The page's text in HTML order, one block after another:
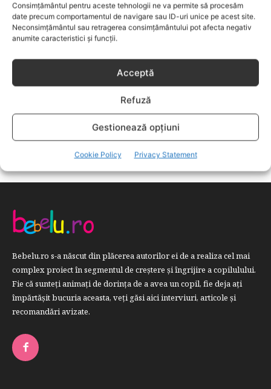
Consimțământul pentru aceste tehnologii ne va permite să procesăm
date precum comportamentul de navigare sau ID-uri unice pe acest site.
Neconsimțământul sau retragerea consimțământului pot afecta negativ
anumite caracteristici și funcții.
Acceptă
Refuză
Gestionează opțiuni
Cookie Policy Privacy Statement
COPII
634
FAMILIA
582
DEZVOLTAREA COPILULUI
COMPORTAMENT
294
Bebelu.ro s-a născut din plăcerea autorilor ei de a realiza cel mai
complex proiect în segmentul de creştere şi îngrijire a copilulului.
Fie că sunteţi animaţi de dorinţa de a avea un copil, fie deja aţi
împărtăşit bucuria aceasta, veți găsi aici interviuri, articole şi
recomandări avizate.